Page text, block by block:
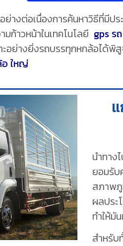
างต่อเนื่องการค้นหาวิธีที่มีป
าวหน้าในเทคโนโลยี gps ร
อย่างยิ่งรถบรรทุกหกล้อได้พิ
อ ใหญ่
นำทาง
ยอมรับ
สภาพภู
ผลประ
ทำให้มั
สำหรับ